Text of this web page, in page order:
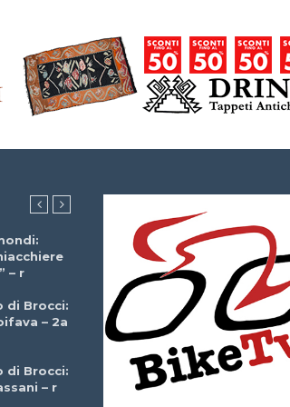
– r
di Brocci:
– 2a
di Brocci:
– r
Brocci Incontra
Giuseppe Martinelli
– r
Che cos’è il
triathlon? Con
Simone Diamantini
– r